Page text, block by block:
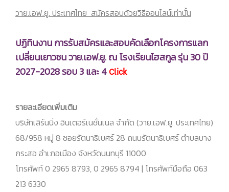
วาย.เอฟ.ยู. ประเทศไทย สมัครสอบด้วยวิธีออนไลน์เท่านั้น
ปฏิทินงาน การรับสมัครและสอบคัดเลือกโครงการแลก
เปลี่ยนเยาวชน วาย.เอฟ.ยู. ณ โรงเรียนไฮสกูล รุ่น 30 ปี
2027-2028 รอบ 3 และ 4Click
รายละเอียดเพิ่มเติม
บริษัทเลิร์นนิ่ง อินเตอร์เนชั่นเนล จำกัด (วาย.เอฟ.ยู. ประเทศไทย)
68/958 หมู่ 8 ซอยรัตนาธิเบศร์ 28 ถนนรัตนาธิเบศร์ ตำบลบาง
กระสอ อำเภอเมือง จังหวัดนนทบุรี 11000
โทรศัพท์ 0 2965 8793, 0 2965 8794 | โทรศัพท์มือถือ 063
213 6330